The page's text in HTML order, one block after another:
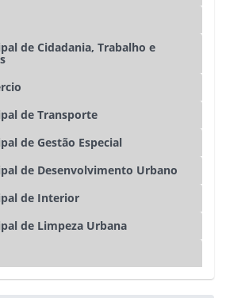
de Cidadania, Trabalho e
de Transporte
de Gestão Especial
de Desenvolvimento Urbano
de Interior
de Limpeza Urbana